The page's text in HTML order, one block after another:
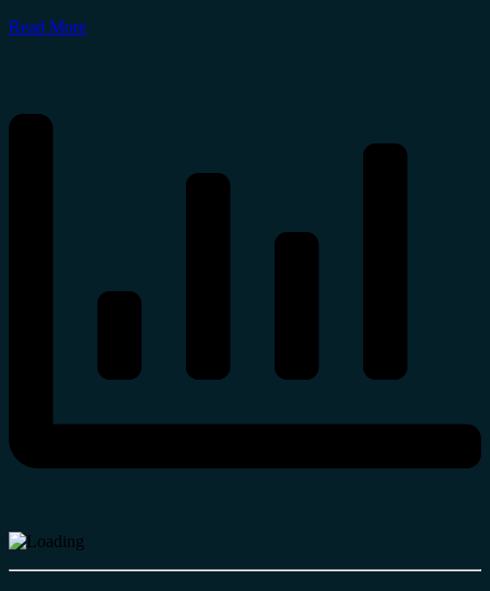
Read More